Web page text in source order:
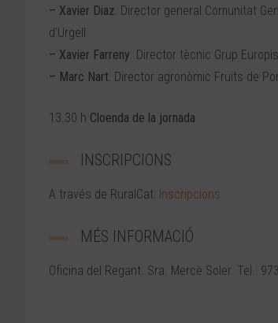
– Xavier Diaz. Director general Comunitat
d’Urgell
– Xavier Farreny. Director tècnic Grup
– Marc Nart. Director agronòmic Fruits de
13.30 h Cloenda de la jornada
INSCRIPCIONS
A través de RuralCat: Inscripcions
MÉS INFORMACIÓ
Oficina del Regant. Sra. Mercè Soler. Tel.: